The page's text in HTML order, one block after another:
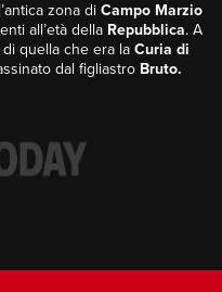
zona di Campo Marzio
all’età della Repubblica. A
quella che era la Curia di
dal figliastro Bruto.